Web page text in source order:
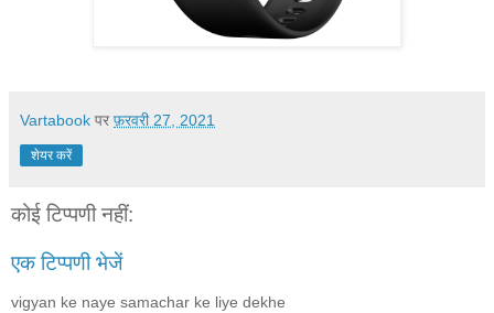
Vartabook पर फ़रवरी 27, 2021
शेयर करें
कोई टिप्पणी नहीं:
एक टिप्पणी भेजें
vigyan ke naye samachar ke liye dekhe